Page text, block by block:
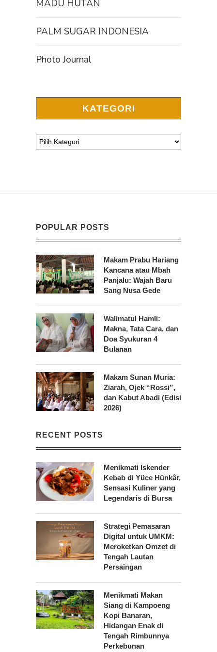
MADU HUTAN
PALM SUGAR INDONESIA
Photo Journal
KATEGORI
POPULAR POSTS
Makam Prabu Hariang
Kancana atau Mbah
Panjalu: Wajah Baru
Sang Nusa Gede
Walimatul Hamli:
Makna, Tata Cara, dan
Doa Syukuran 4
Bulanan
Makam Sunan Muria:
Ziarah, Ojek “Rossi”,
dan Kabut Abadi (Edisi
2026)
RECENT POSTS
Menikmati Iskender
Kebab di Yüce Hünkâr,
Sensasi Kuliner yang
Legendaris di Bursa
Strategi Pemasaran
Digital untuk UMKM:
Meroketkan Omzet di
Tengah Lautan
Persaingan
Menikmati Makan
Siang di Kampoeng
Kopi Banaran,
Hidangan Enak di
Tengah Rimbunnya
Perkebunan